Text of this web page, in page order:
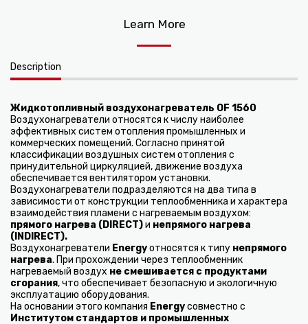
Learn More
Description
Жидкотопливный воздухонагреватель OF 1560
Воздухонагреватели относятся к числу наиболее
эффективных систем отопления промышленных и
коммерческих помещений. Согласно принятой
классификации воздушных систем отопления с
принудительной циркуляцией, движение воздуха
обеспечивается вентилятором установки.
Воздухонагреватели подразделяются на два типа в
зависимости от конструкции теплообменника и характера
взаимодействия пламени с нагреваемым воздухом:
прямого нагрева (DIRECT)и непрямого нагрева
(INDIRECT).
Воздухонагреватели Energyотносятся к типу непрямого
нагрева. При прохождении через теплообменник
нагреваемый воздух не смешивается с продуктами
сгорания, что обеспечивает безопасную и экологичную
эксплуатацию оборудования.
На основании этого компания Energyсовместно с
Институтом стандартов и промышленных